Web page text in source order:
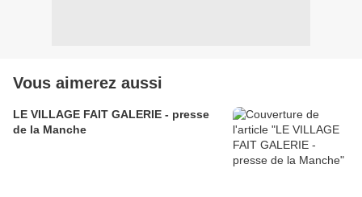
Vous aimerez aussi
LE VILLAGE FAIT GALERIE - presse
de la Manche